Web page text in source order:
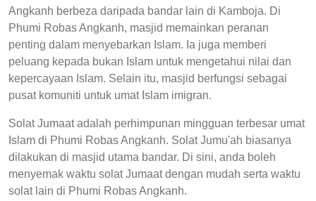
Angkanh berbeza daripada bandar lain di Kamboja. Di
Phumi Robas Angkanh, masjid memainkan peranan
penting dalam menyebarkan Islam. Ia juga memberi
peluang kepada bukan Islam untuk mengetahui nilai dan
kepercayaan Islam. Selain itu, masjid berfungsi sebagai
pusat komuniti untuk umat Islam imigran.
Solat Jumaat adalah perhimpunan mingguan terbesar umat
Islam di Phumi Robas Angkanh. Solat Jumu'ah biasanya
dilakukan di masjid utama bandar. Di sini, anda boleh
menyemak waktu solat Jumaat dengan mudah serta waktu
solat lain di Phumi Robas Angkanh.